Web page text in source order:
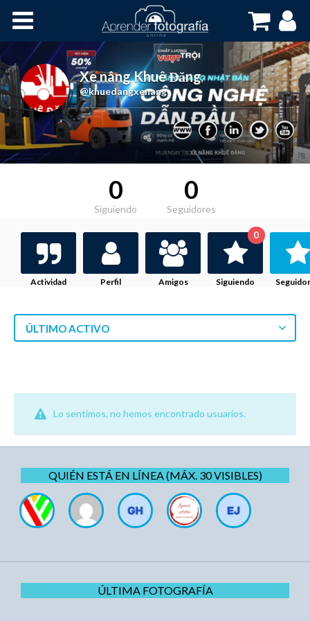
Cursos OnLine
Xe nâng Khuê Đăng,
@khuedangxenang
0
Siguiendo
0
Seguidores
Actividad Perfil Amigos Siguiendo
0
ÚLTIMO ACTIVO
Lo sentimos, no hemos encontrado usuarios.
QUIÉN ESTÁ EN LÍNEA (MÁX. 30 VISIBLES)
ÚLTIMA FOTOGRAFÍA